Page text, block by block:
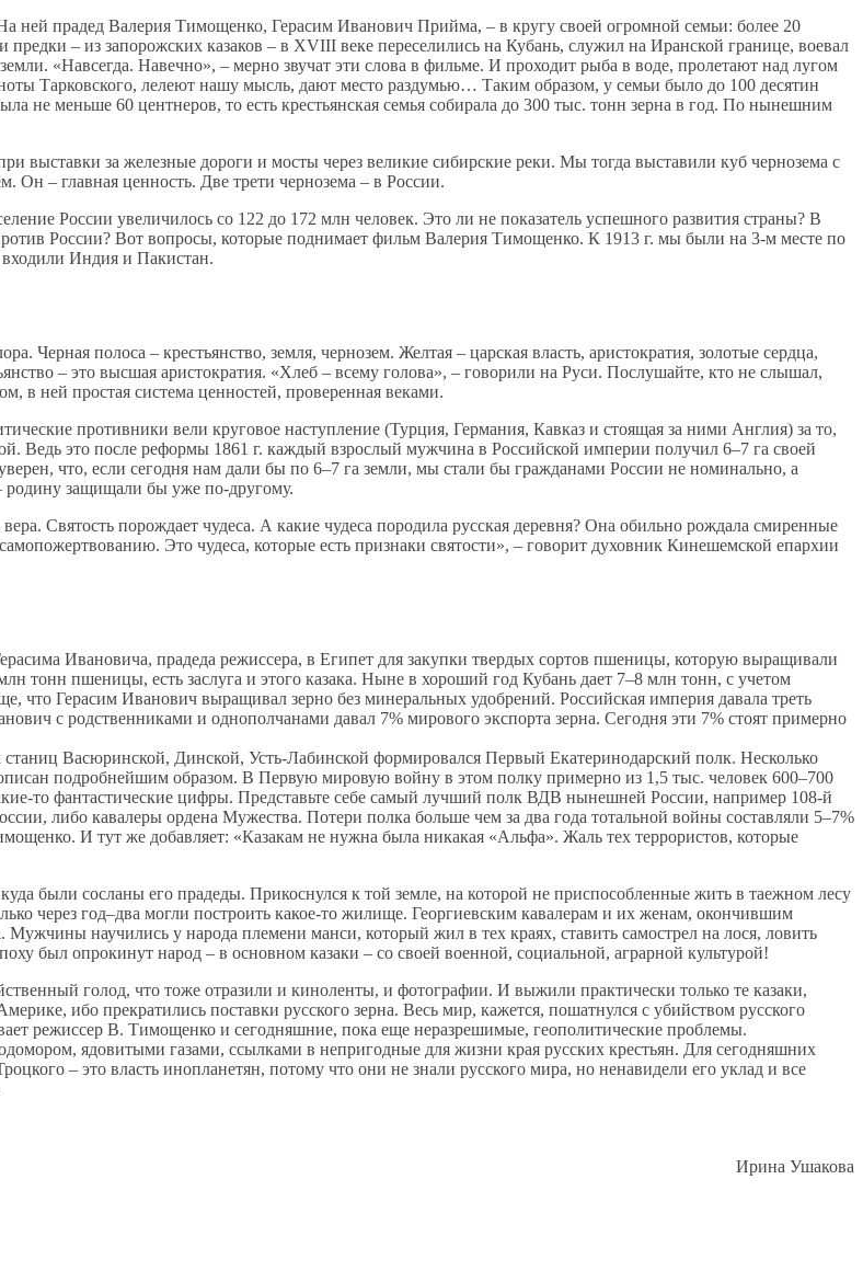
ней прадед Валерия Тимощенко, Герасим Иванович Прийма, – в кругу своей огромной семьи: более 20
– из запорожских казаков – в XVIII веке переселились на Кубань, служил на Иранской границе, воевал
«Навсегда. Навечно», – мерно звучат эти слова в фильме. И проходит рыба в воде, пролетают над лугом
Тарковского, лелеют нашу мысль, дают место раздумью… Таким образом, у семьи было до 100 десятин
не меньше 60 центнеров, то есть крестьянская семья собирала до 300 тыс. тонн зерна в год. По нынешним
выставки за железные дороги и мосты через великие сибирские реки. Мы тогда выставили куб чернозема с
Он – главная ценность. Две трети чернозема – в России.
России увеличилось со 122 до 172 млн человек. Это ли не показатель успешного развития страны? В
России? Вот вопросы, которые поднимает фильм Валерия Тимощенко. К 1913 г. мы были на 3-м месте по
Индия и Пакистан.
Черная полоса – крестьянство, земля, чернозем. Желтая – царская власть, аристократия, золотые сердца,
– это высшая аристократия. «Хлеб – всему голова», – говорили на Руси. Послушайте, кто не слышал,
в ней простая система ценностей, проверенная веками.
противники вели круговое наступление (Турция, Германия, Кавказ и стоящая за ними Англия) за то,
Ведь это после реформы 1861 г. каждый взрослый мужчина в Российской империи получил 6–7 га своей
что, если сегодня нам дали бы по 6–7 га земли, мы стали бы гражданами России не номинально, а
родину защищали бы уже по-другому.
Святость порождает чудеса. А какие чудеса породила русская деревня? Она обильно рождала смиренные
Это чудеса, которые есть признаки святости», – говорит духовник Кинешемской епархии
Ивановича, прадеда режиссера, в Египет для закупки твердых сортов пшеницы, которую выращивали
тонн пшеницы, есть заслуга и этого казака. Ныне в хороший год Кубань дает 7–8 млн тонн, с учетом
что Герасим Иванович выращивал зерно без минеральных удобрений. Российская империя давала треть
с родственниками и однополчанами давал 7% мирового экспорта зерна. Сегодня эти 7% стоят примерно
Васюринской, Динской, Усть-Лабинской формировался Первый Екатеринодарский полк. Несколько
подробнейшим образом. В Первую мировую войну в этом полку примерно из 1,5 тыс. человек 600–700
то фантастические цифры. Представьте себе самый лучший полк ВДВ нынешней России, например 108-й
либо кавалеры ордена Мужества. Потери полка больше чем за два года тотальной войны составляли 5–7%
И тут же добавляет: «Казакам не нужна была никакая «Альфа». Жаль тех террористов, которые
были сосланы его прадеды. Прикоснулся к той земле, на которой не приспособленные жить в таежном лесу
через год–два могли построить какое-то жилище. Георгиевским кавалерам и их женам, окончившим
научились у народа племени манси, который жил в тех краях, ставить самострел на лося, ловить
был опрокинут народ – в основном казаки – со своей военной, социальной, аграрной культурой!
голод, что тоже отразили и киноленты, и фотографии. И выжили практически только те казаки,
ибо прекратились поставки русского зерна. Весь мир, кажется, пошатнулся с убийством русского
режиссер В. Тимощенко и сегодняшние, пока еще неразрешимые, геополитические проблемы.
ядовитыми газами, ссылками в непригодные для жизни края русских крестьян. Для сегодняшних
– это власть инопланетян, потому что они не знали русского мира, но ненавидели его уклад и все
Ирина Ушакова